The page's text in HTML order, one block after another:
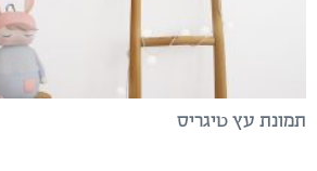
תמונת עץ טיגריס